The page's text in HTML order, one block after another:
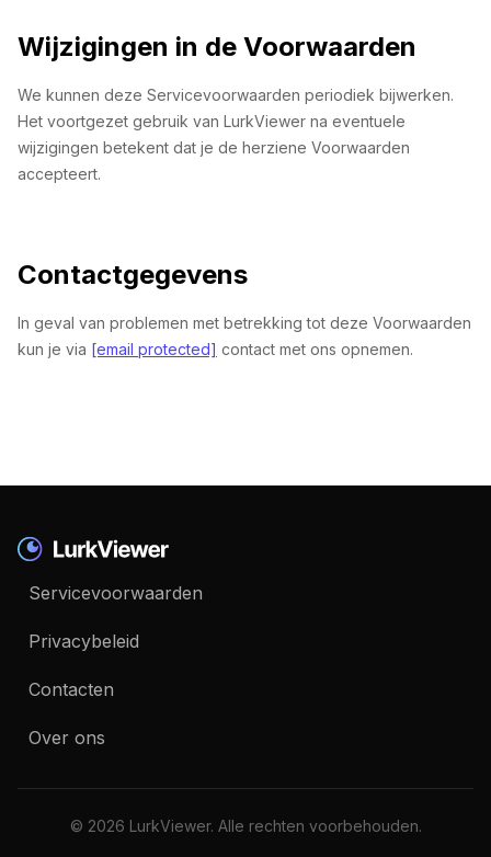
Wijzigingen in de Voorwaarden
We kunnen deze Servicevoorwaarden periodiek bijwerken.
Het voortgezet gebruik van LurkViewer na eventuele
wijzigingen betekent dat je de herziene Voorwaarden
accepteert.
Contactgegevens
In geval van problemen met betrekking tot deze Voorwaarden
kun je via [email protected] contact met ons opnemen.
Servicevoorwaarden
Privacybeleid
Contacten
Over ons
© 2026 LurkViewer. Alle rechten voorbehouden.